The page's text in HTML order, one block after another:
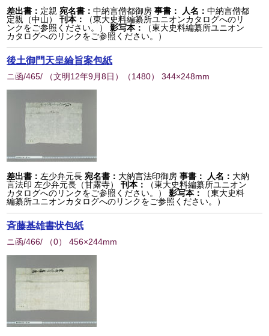
差出書： 定親 宛名書：中納言僧都御房 事書： 人名：中納言僧都
定親（中山）
刊本：
（東大史料編纂所ユニオンカタログへのリ
ンクをご参照ください。）
影写本：
（東大史料編纂所ユニオン
カタログへのリンクをご参照ください。）
後土御門天皇綸旨案包紙
ニ函/465/ （文明12年9月8日） （1480） 344×248mm
差出書： 左少弁元長 宛名書： 大納言法印御房 事書： 人名： 大納
言法印 左少弁元長（甘露寺）
刊本：
（東大史料編纂所ユニオン
カタログへのリンクをご参照ください。）
影写本：
（東大史料
編纂所ユニオンカタログへのリンクをご参照ください。）
斉藤基雄書状包紙
ニ函/466/ （0） 456×244mm